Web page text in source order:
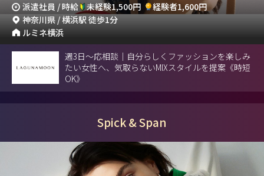
派遣社員 / 時給 未経験1,500円
経験者1,600円
神奈川県 / 横浜駅 徒歩1分
ルミネ横浜
週3日～応相談｜自分らしくファッションを楽しみ
たい女性へ、気取らないMIXスタイルを提案《時短
OK》
Spick & Span